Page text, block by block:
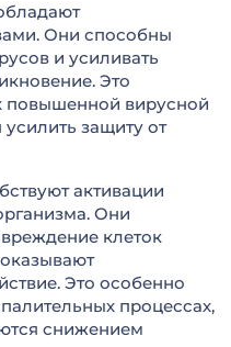
Они способны
и усиливать
Это
повышенной вирусной
усилить защиту от
активации
Они
клеток
Это особенно
процессах,
снижением